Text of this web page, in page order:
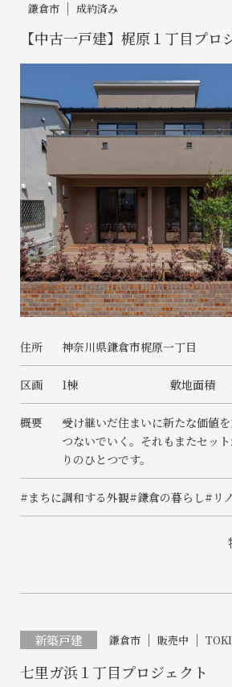
鎌倉市 成約済み
【中古一戸建】梶原１丁目プ
住所 神奈川県鎌倉市梶原一丁目
区画 1棟 敷地面積
概要
受け継いだ住まいに新たな価値
つないでいく。それもまたセッ
りのひとつです。
#まちに調和する外観#鎌倉の暮らし#リ
新築戸建 鎌倉市 販売中
七里ガ浜１丁目プロジェクト